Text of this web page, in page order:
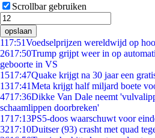
Scrollbar gebruiken
opslaan
117:51Voedselprijzen wereldwijd op
2617:50Trump grijpt weer in op
geboorte in VS
1517:47Quake krijgt na 30 jaar een
1317:41Meta krijgt half miljard boete
4717:36Dikke Van Dale neemt
schaamlippen doorbreken'
1717:13PS5-doos waarschuwt voor
3217:10Duitser (93) crasht met quad